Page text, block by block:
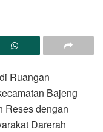
Ruangan
Bajeng
Reses dengan
Darerah